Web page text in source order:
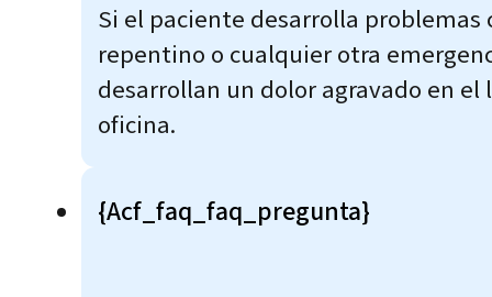
Si el paciente desarrolla
repentino o cualquier otra
desarrollan un dolor agravado en
oficina.
{acf_faq_faq_pregunta}